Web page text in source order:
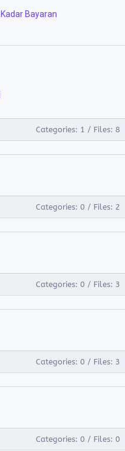
Kadar Bayaran
Categories: 1 / Files: 8
Categories: 0 / Files: 2
Categories: 0 / Files: 3
Categories: 0 / Files: 3
Categories: 0 / Files: 0